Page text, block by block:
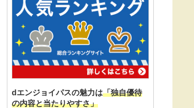
dエンジョイパスの魅力は「独自優待
の内容と当たりやすさ」